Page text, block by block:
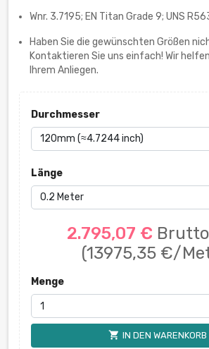
Wnr. 3.7195; EN Titan Grade 9; UNS
Haben Sie die gewünschten Größen
Kontaktieren Sie uns einfach! Wir
Ihrem Anliegen.
Durchmesser
Länge
2.795,07 €
(13975,35 €/
Menge
shopping_cart IN DEN WARENKORB